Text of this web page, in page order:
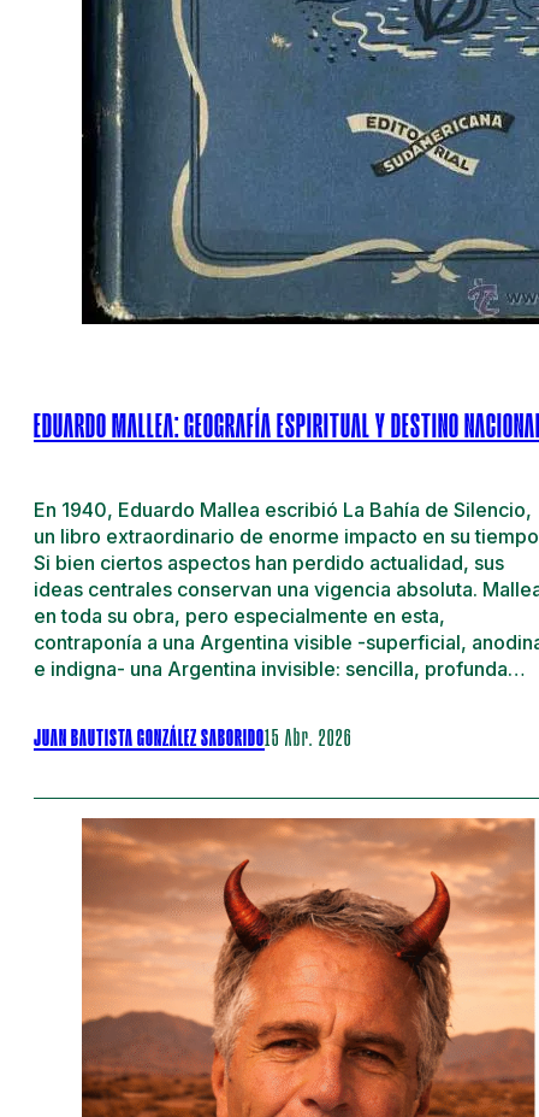
EDUARDO MALLEA: GEOGRAFÍA ESPIRITUAL Y DESTINO
En 1940, Eduardo Mallea escribió La Bahía de Silencio,
un libro extraordinario de enorme impacto en su
Si bien ciertos aspectos han perdido actualidad, sus
ideas centrales conservan una vigencia absoluta.
en toda su obra, pero especialmente en esta,
contraponía a una Argentina visible -superficial,
e indigna- una Argentina invisible: sencilla, profunda…
JUAN BAUTISTA GONZÁLEZ SABORIDO15 Abr. 2026